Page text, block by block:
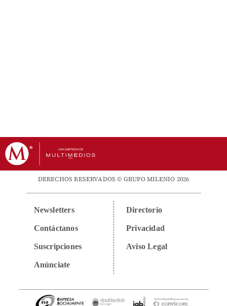
DERECHOS RESERVADOS © GRUPO MILENIO 2026
Newsletters
Contáctanos
Suscripciones
Anúnciate
Directorio
Privacidad
Aviso Legal